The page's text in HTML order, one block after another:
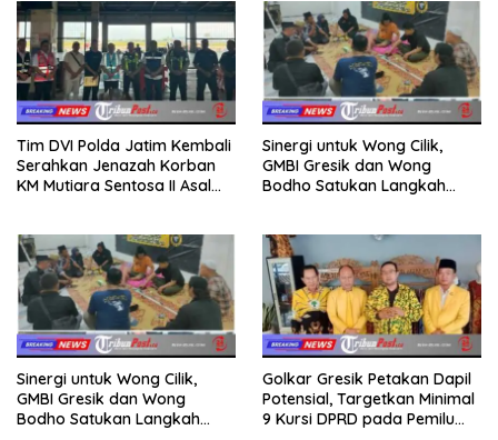
Tim DVI Polda Jatim Kembali
Serahkan Jenazah Korban
KM Mutiara Sentosa II Asal
Sinergi untuk Wong Cilik,
GMBI Gresik dan Wong
Bodho Satukan Langkah
Sinergi untuk Wong Cilik,
GMBI Gresik dan Wong
Bodho Satukan Langkah
Golkar Gresik Petakan Dapil
Potensial, Targetkan Minimal
9 Kursi DPRD pada Pemilu